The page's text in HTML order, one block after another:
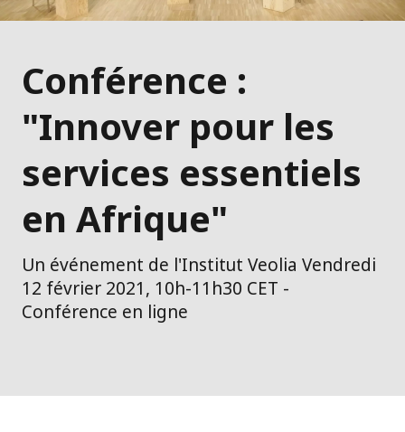
Conférence :
"Innover pour les
services essentiels
en Afrique"
Un événement de l'Institut Veolia Vendredi
12 février 2021, 10h-11h30 CET -
Conférence en ligne